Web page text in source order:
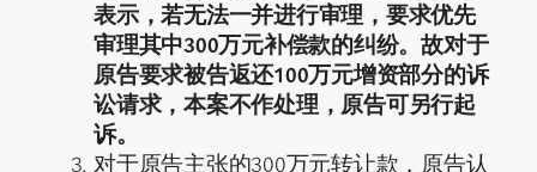
表示，若无法一并进行审理，要求优先
审理其中300万元补偿款的纠纷。故对于
原告要求被告返还100万元增资部分的诉
讼请求，本案不作处理，原告可另行起
诉。
对于原告主张的300万元转让款，原告认